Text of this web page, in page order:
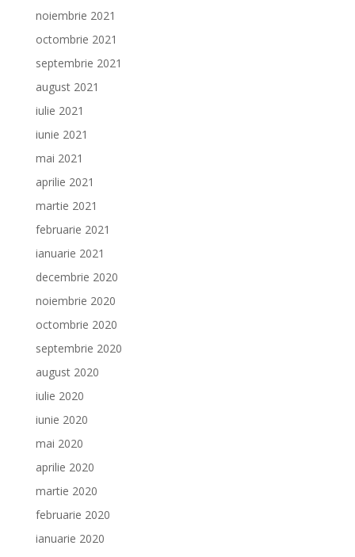
noiembrie 2021
octombrie 2021
septembrie 2021
august 2021
iulie 2021
iunie 2021
mai 2021
aprilie 2021
martie 2021
februarie 2021
ianuarie 2021
decembrie 2020
noiembrie 2020
octombrie 2020
septembrie 2020
august 2020
iulie 2020
iunie 2020
mai 2020
aprilie 2020
martie 2020
februarie 2020
ianuarie 2020